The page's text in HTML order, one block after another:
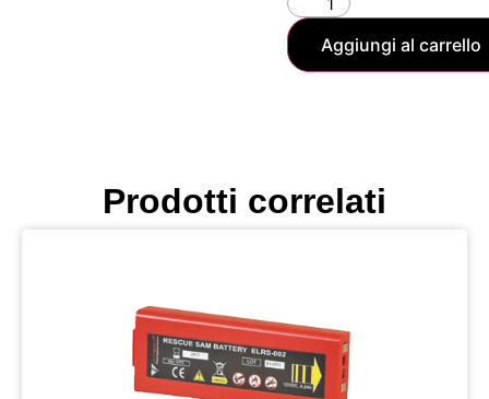
Aggiungi al carrello
Prodotti correlati